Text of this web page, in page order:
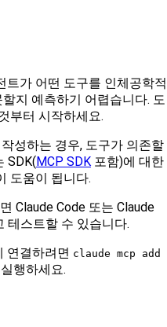
트가 어떤 도구를 인체공학적
지 예측하기 어렵습니다. 도
부터 시작하세요.
성하는 경우, 도구가 의존할
SDK( MCP SDK 포함)에 대한
도움이 됩니다.
Claude Code 또는 Claude
테스트할 수 있습니다.
연결하려면 claude mcp add
행하세요.